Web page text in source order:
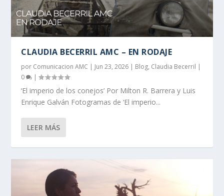
CLAUDIA BECERRIL AMC – EN RODAJE
por Comunicacion AMC | Jun 23, 2026 | Blog, Claudia Becerril |
0
|
‘El imperio de los conejos’ Por Milton R. Barrera y Luis
Enrique Galván Fotogramas de ‘El imperio...
LEER MÁS